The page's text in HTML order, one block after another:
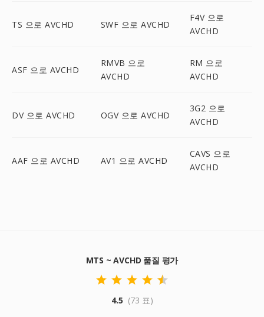
TS 으로 AVCHD SWF 으로 AVCHD
F4V 으로
AVCHD
ASF 으로 AVCHD
RMVB 으로
AVCHD
RM 으로
AVCHD
DV 으로 AVCHD OGV 으로 AVCHD
3G2 으로
AVCHD
AAF 으로 AVCHD AV1 으로 AVCHD
CAVS 으로
AVCHD
MTS ~ AVCHD 품질 평가
4.5 (73 표)